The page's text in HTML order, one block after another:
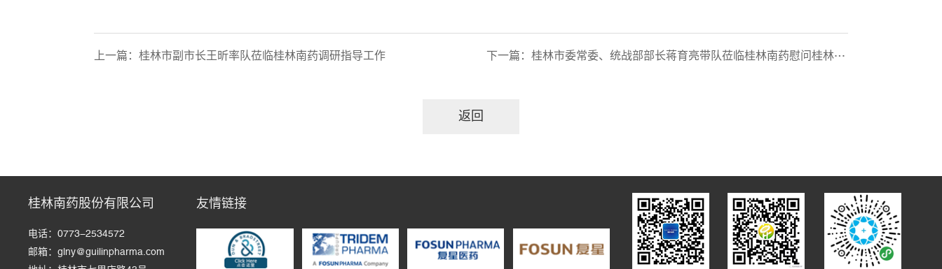
上一篇：桂林市副市长王昕率队莅临桂林南药调研指导工作 下一篇： 桂林市委常委、统战部部长蒋育亮带队莅临桂林南药慰问桂林市第五批拔尖人才王文学
返回
桂林南药股份有限公司
电话：0773-2534572
邮箱：glny@guilinpharma.com
友情链接